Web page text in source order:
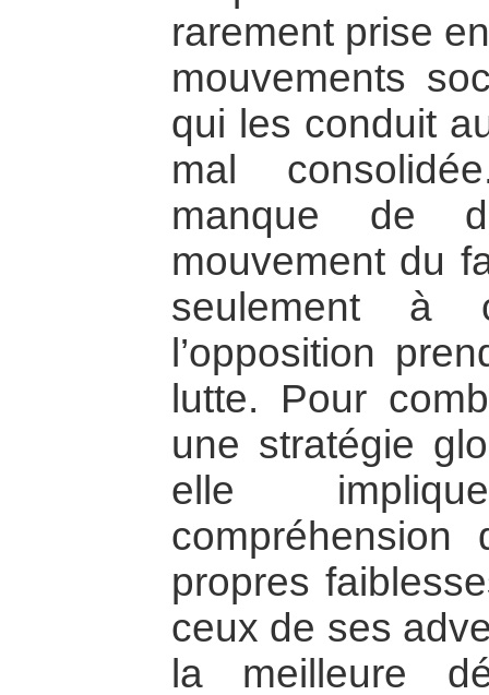
rarement prise
mouvements
qui les conduit
mal
manque de
mouvement du
seulement à
l’opposition
lutte. Pour
une stratégie
elle
propres
ceux de ses
la meilleure